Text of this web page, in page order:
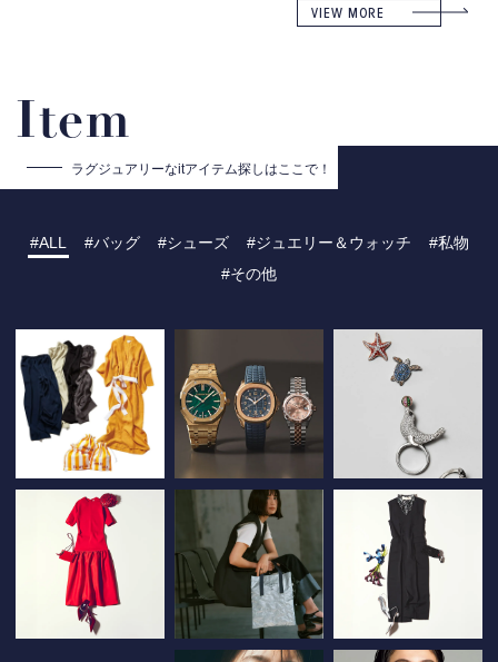
VIEW MORE
Item
ラグジュアリーなitアイテム探しはここで！
ALL バッグ シューズ ジュエリー＆ウォッチ
私物
その他